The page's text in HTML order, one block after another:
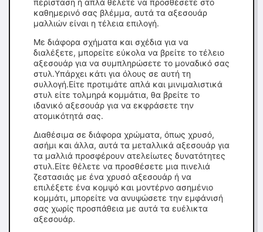
περίσταση ή απλά θέλετε να προσθέσετε στο
καθημερινό σας βλέμμα, αυτά τα αξεσουάρ
μαλλιών είναι η τέλεια επιλογή.
Με διάφορα σχήματα και σχέδια για να
διαλέξετε, μπορείτε εύκολα να βρείτε το τέλειο
αξεσουάρ για να συμπληρώσετε το μοναδικό σας
στυλ.Υπάρχει κάτι για όλους σε αυτή τη
συλλογή.Είτε προτιμάτε απλά και μινιμαλιστικά
στυλ είτε τολμηρά κομμάτια, θα βρείτε το
ιδανικό αξεσουάρ για να εκφράσετε την
ατομικότητά σας.
Διαθέσιμα σε διάφορα χρώματα, όπως χρυσό,
ασήμι και άλλα, αυτά τα μεταλλικά αξεσουάρ για
τα μαλλιά προσφέρουν ατελείωτες δυνατότητες
στυλ.Είτε θέλετε να προσθέσετε μια πινελιά
ζεστασιάς με ένα χρυσό αξεσουάρ ή να
επιλέξετε ένα κομψό και μοντέρνο ασημένιο
κομμάτι, μπορείτε να ανυψώσετε την εμφάνισή
σας χωρίς προσπάθεια με αυτά τα ευέλικτα
αξεσουάρ.